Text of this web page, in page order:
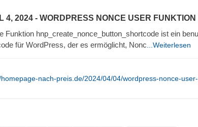
4, 2024 - WORDPRESS NONCE USER FUNKTION
Funktion hnp_create_nonce_button_shortcode ist ein
für WordPress, der es ermöglicht, Nonc ...Weiterlesen
nach-preis.de/2024/04/04/wordpress-nonce-